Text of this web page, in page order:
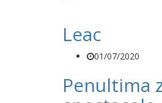
Leac
01/07/2020
Penultima